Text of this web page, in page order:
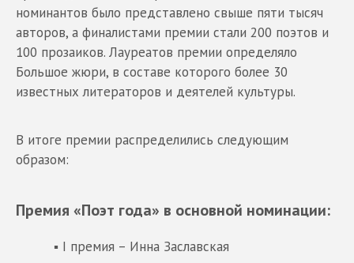
номинантов было представлено свыше пяти тысяч
авторов, а финалистами премии стали 200 поэтов и
100 прозаиков. Лауреатов премии определяло
Большое жюри, в составе которого более 30
известных литераторов и деятелей культуры.
В итоге премии распределились следующим
образом:
Премия «Поэт года» в основной номинации:
▪ I премия – Инна Заславская